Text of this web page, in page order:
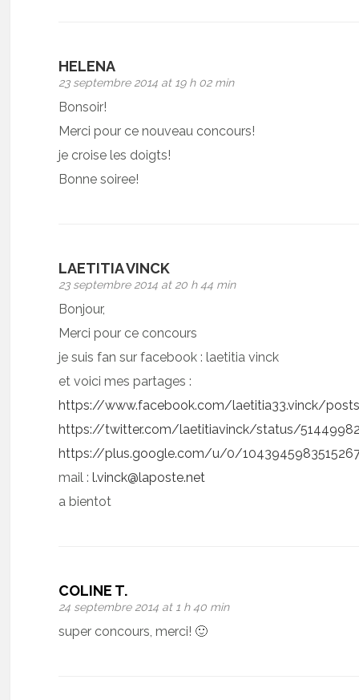
HELENA
23 septembre 2014 at 19 h 02 min
Bonsoir!
Merci pour ce nouveau concours!
je croise les doigts!
Bonne soiree!
LAETITIA VINCK
23 septembre 2014 at 20 h 44 min
Bonjour,
Merci pour ce concours
je suis fan sur facebook : laetitia vinck
et voici mes partages :
https://www.facebook.com/laetitia33.vinck/
https://twitter.com/laetitiavinck/status/
https://plus.google.com/u/0/
mail :l.vinck@laposte.net
a bientot
COLINE T.
24 septembre 2014 at 1 h 40 min
super concours, merci! 🙂